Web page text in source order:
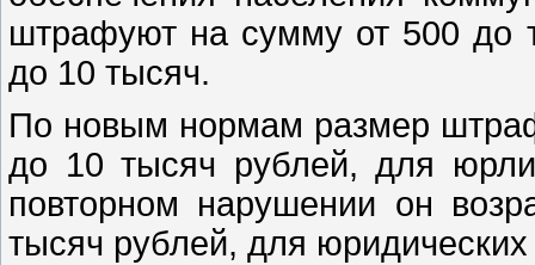
штрафуют на сумму от 500 до
до 10 тысяч.
По новым нормам размер
до 10 тысяч рублей, для
повторном нарушении он
тысяч рублей, для